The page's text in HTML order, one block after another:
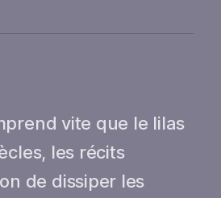
vite que le lilas
les récits
de dissiper les